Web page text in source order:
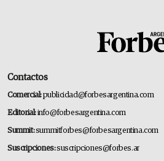
Contactos
Comercial:publicidad@forbesargentina.com
Editorial:info@forbesargentina.com
Summit:summitforbes@forbesargentina.com
Suscripciones:suscripciones@forbes.ar